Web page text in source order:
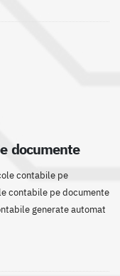
documente
contabile pe
contabile pe documente
generate automat